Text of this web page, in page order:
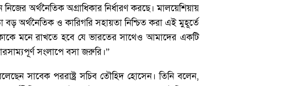
অর্থনৈতিক অগ্রাধিকার নির্ধারণ করছে। মালয়েশিয়ায়
অর্থনৈতিক ও কারিগরি সহায়তা নিশ্চিত করা এই মুহূর্তে
মনে রাখতে হবে যে ভারতের সাথেও আমাদের একটি
সংলাপে বসা জরুরি।”
সাবেক পররাষ্ট্র সচিব তৌহিদ হোসেন। তিনি বলেন,